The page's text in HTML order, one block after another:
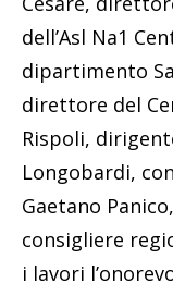
dell’Asl Na1
dipartimento
direttore del
Rispoli,
Longobardi,
Gaetano
consigliere
i lavori